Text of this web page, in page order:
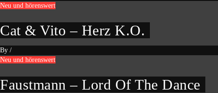
Neu und hörenswert
Cat & Vito – Herz K.O.
By /
Neu und hörenswert
Faustmann – Lord Of The Dance